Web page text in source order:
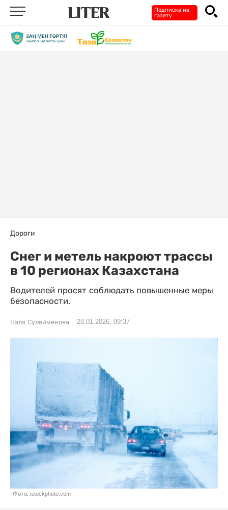
Подписка на
газету
Дороги
Снег и метель накроют трассы
в 10 регионах Казахстана
Водителей просят соблюдать повышенные меры
безопасности.
Нэля Сулейменова 28.01.2026, 09:37
Фото: istockphoto.com